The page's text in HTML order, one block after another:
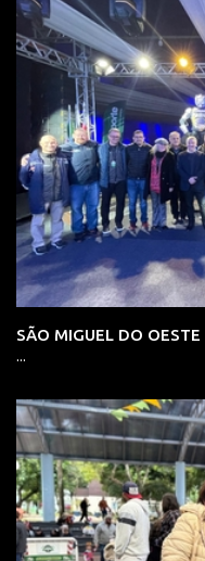
SÃO MIGUEL DO OESTE
...